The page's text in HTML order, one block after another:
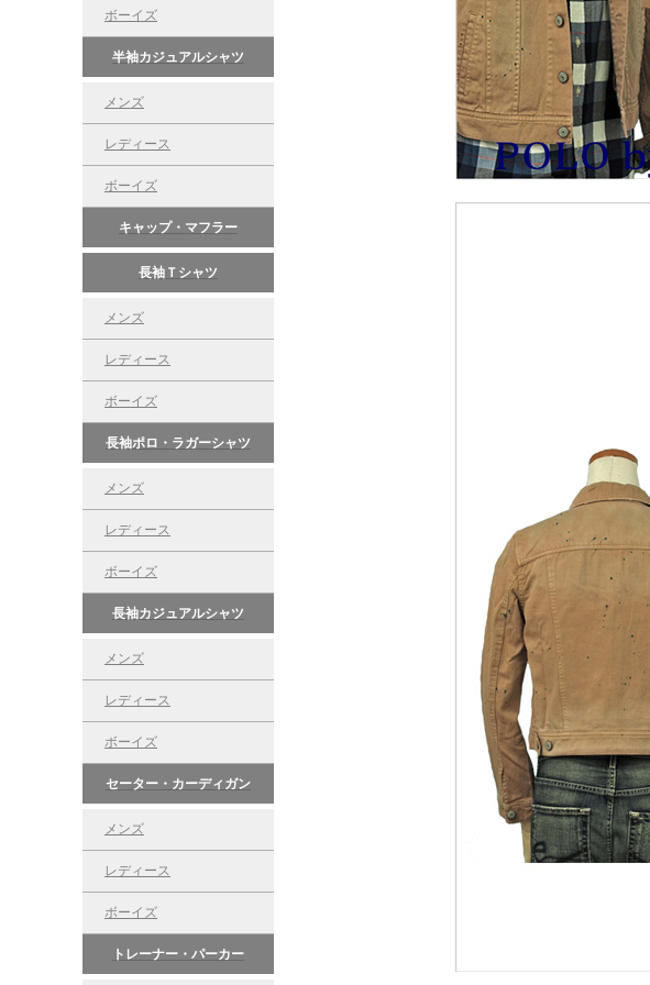
ボーイズ
半袖カジュアルシャツ
メンズ
レディース
ボーイズ
キャップ・マフラー
長袖Ｔシャツ
メンズ
レディース
ボーイズ
長袖ポロ・ラガーシャツ
メンズ
レディース
ボーイズ
長袖カジュアルシャツ
メンズ
レディース
ボーイズ
セーター・カーディガン
メンズ
レディース
ボーイズ
トレーナー・パーカー